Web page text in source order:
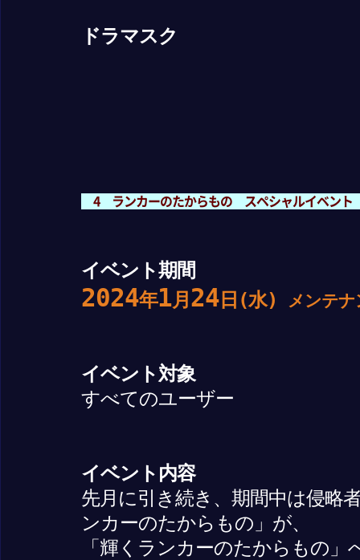
ドラマスク
4 ランカーのたからもの スペシャルイベン
イベント期間
2024年1月 24 日(水) メンテナ
イベント対象
すべてのユーザー
イベント内容
先月に引き続き、期間中は侵略
ンカーのたからもの」が、
「輝くランカーのたからもの」